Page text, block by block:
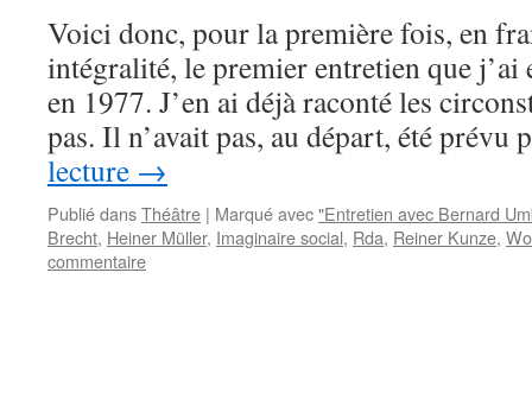
Voici donc, pour la première fois, en
intégralité, le premier entretien que
en 1977. J’en ai déjà raconté les
pas. Il n’avait pas, au départ, été
lecture →
Publié dansThéâtre | Marqué avec"Entretien avec Bernard
Brecht, Heiner Müller, Imaginaire social, Rda, Reiner Kunze,
commentaire